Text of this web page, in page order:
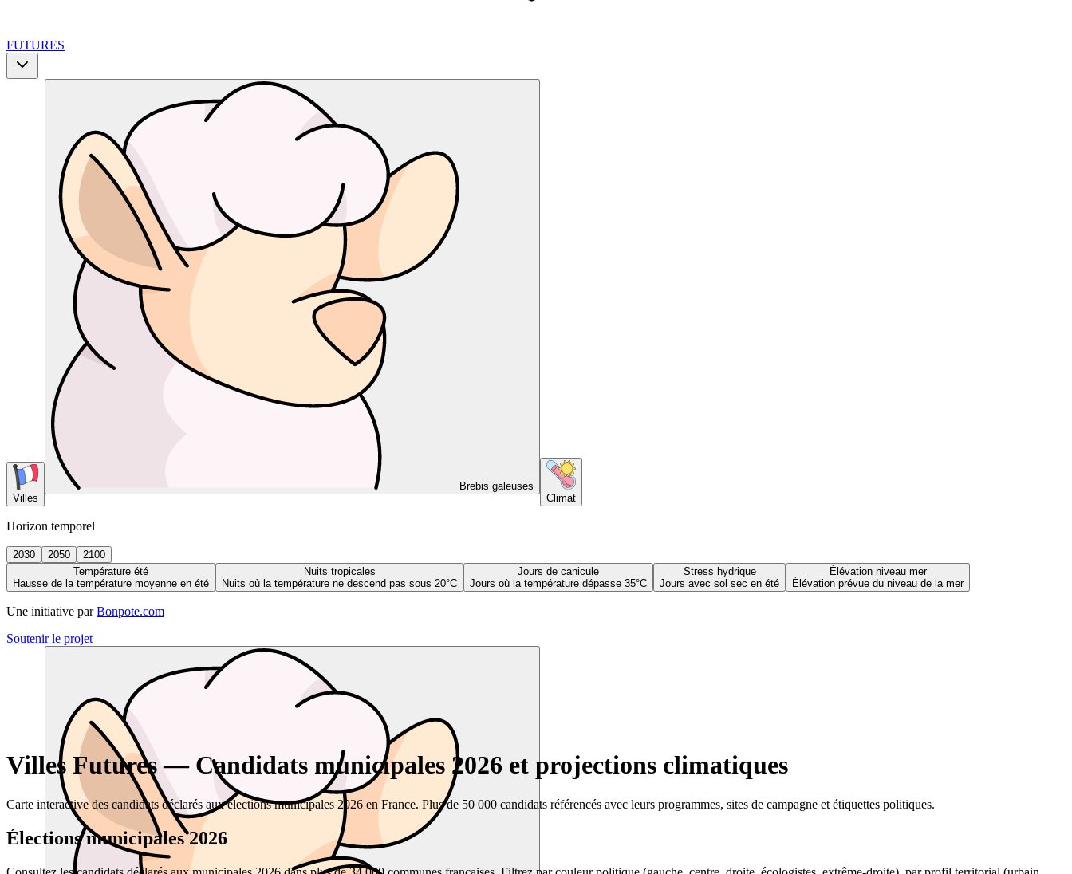
FUTURES
Villes
Brebis galeuses
Climat
Horizon temporel
2030 2050
2100
Température été
Hausse de la température moyenne en été
Nuits tropicales
Nuits où la température ne descend pas sous 20°C
Jours de canicule
Jours où la température dépasse 35°C
Stress hydrique
Jours avec sol sec en été
Élévation niveau mer
Élévation prévue du niveau de la mer
Une initiative par Bonpote.com
Soutenir le projet
Villes Futures — Candidats municipales 2026 et projections climatiques
Carte interactive des candidats déclarés aux élections municipales 2026 en France. Plus de 50 000 candidats référencés avec leurs programmes, sites de campagne et étiquettes politiques.
Élections municipales 2026